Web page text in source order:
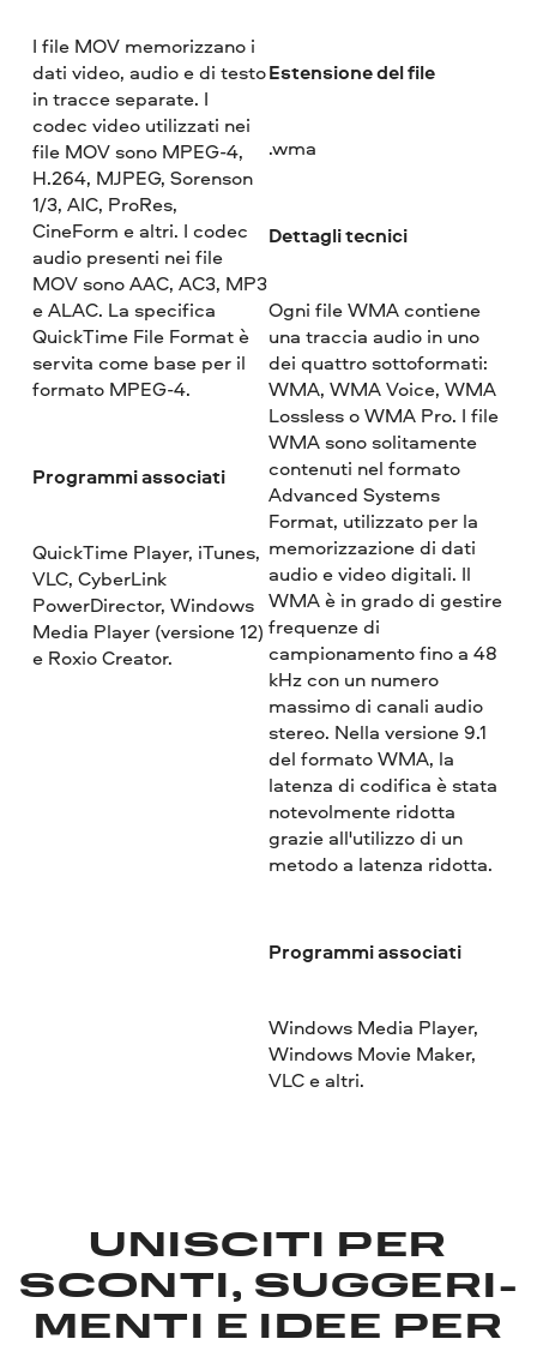
I file MOV memorizzano i
dati video, audio e di testo
in tracce separate. I
codec video utilizzati nei
file MOV sono MPEG-4,
H.264, MJPEG, Sorenson
1/3, AIC, ProRes,
CineForm e altri. I codec
audio presenti nei file
MOV sono AAC, AC3, MP3
e ALAC. La specifica
QuickTime File Format è
servita come base per il
formato MPEG-4.
Programmi associati
QuickTime Player, iTunes,
VLC, CyberLink
PowerDirector, Windows
Media Player (versione 12)
e Roxio Creator.
Estensione del file
.wma
Dettagli tecnici
Ogni file WMA contiene
una traccia audio in uno
dei quattro sottoformati:
WMA, WMA Voice, WMA
Lossless o WMA Pro. I file
WMA sono solitamente
contenuti nel formato
Advanced Systems
Format, utilizzato per la
memorizzazione di dati
audio e video digitali. Il
WMA è in grado di gestire
frequenze di
campionamento fino a 48
kHz con un numero
massimo di canali audio
stereo. Nella versione 9.1
del formato WMA, la
latenza di codifica è stata
notevolmente ridotta
grazie all'utilizzo di un
metodo a latenza ridotta.
Programmi associati
Windows Media Player,
Windows Movie Maker,
VLC e altri.
UNISCITI PER
SCONTI, SUGGERI­
MENTI E IDEE PER